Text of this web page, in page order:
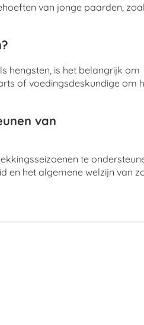
van jonge paarden,
hengsten, is het belangrijk om
of voedingsdeskundige om
van
te
en het algemene welzijn van